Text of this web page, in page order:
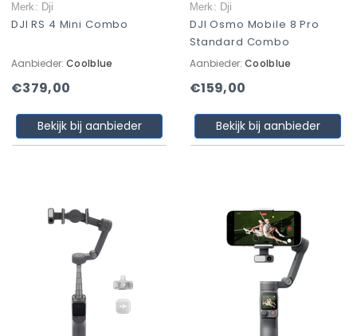
Merk: Dji
DJI RS 4 Mini Combo
Aanbieder: Coolblue
€379,00
Bekijk bij aanbieder
Merk: Dji
DJI Osmo Mobile 8 Pro
Standard Combo
Aanbieder: Coolblue
€159,00
Bekijk bij aanbieder